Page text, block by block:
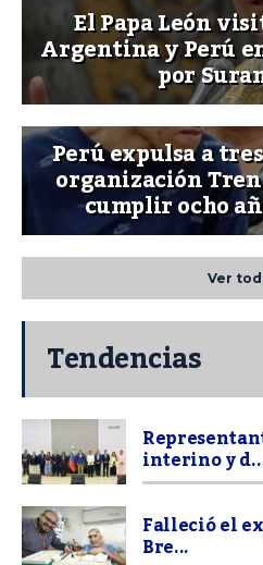
El Papa León
Argentina y Perú
por
Perú expulsa a
organización
cumplir ocho
Ver
Tendencias
interino y
Falleció el
Bre...